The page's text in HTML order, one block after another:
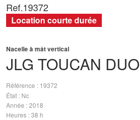
JLG TOUCAN DUO
Nacelle à mât vertical
Référence
19372
État Nc
Année 2018
Heures 38 h
Ref.19372
Location courte durée